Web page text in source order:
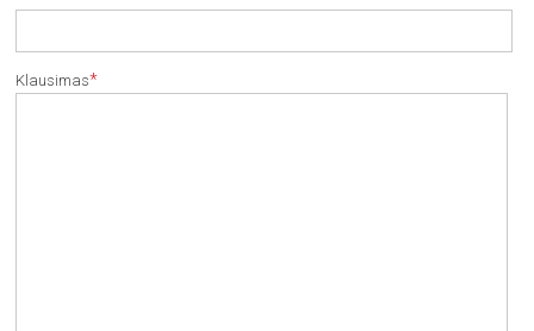
Klausimas*